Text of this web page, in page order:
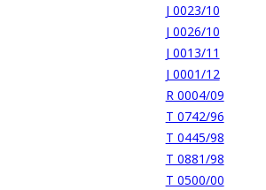
J 0023/10
J 0026/10
J 0013/11
J 0001/12
R 0004/09
T 0742/96
T 0445/98
T 0881/98
T 0500/00